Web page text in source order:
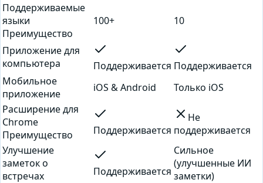
Поддерживаемые
языки
Преимущество
100+ 10
Приложение для
компьютера
Поддерживается Поддерживается
Мобильное
приложение
iOS & Android
Только iOS
Расширение для
Chrome
Преимущество
Поддерживается
Не
поддерживается
Улучшение
заметок о
встречах
Поддерживается
Сильное
(улучшенные ИИ
заметки)